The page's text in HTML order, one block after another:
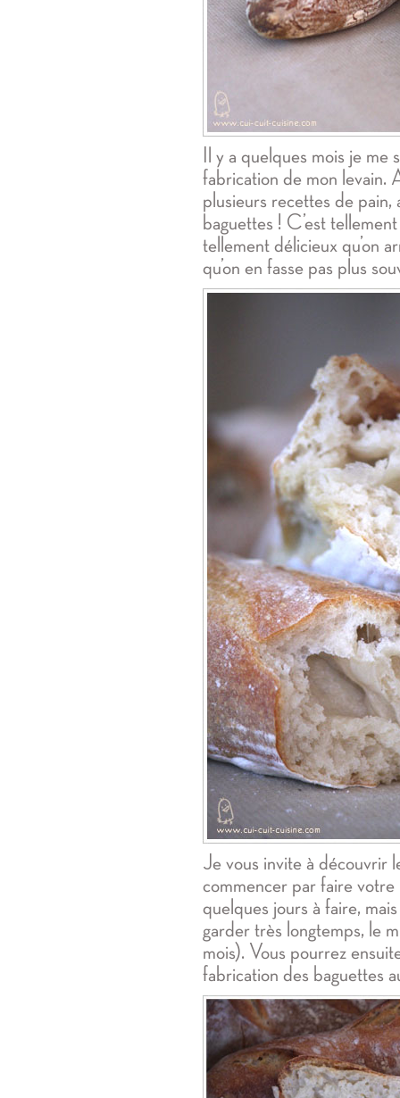
Il y a quelques mois je me
fabrication de mon levain.
plusieurs recettes de pain,
baguettes ! C’est
tellement délicieux qu’on
qu’on en fasse pas plus
Je vous invite à découvrir
commencer par faire
quelques jours à faire,
garder très longtemps, le
mois). Vous pourrez
fabrication des baguettes